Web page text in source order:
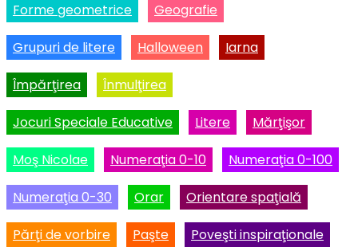
Forme geometrice Geografie
Grupuri de litere Halloween Iarna
Împărţirea Înmulţirea
Jocuri Speciale Educative Litere Mărţişor
Moş Nicolae Numeraţia 0-10 Numeraţia 0-100
Numeraţia 0-30 Orar Orientare spaţială
Părţi de vorbire Paşte Poveşti inspiraţionale